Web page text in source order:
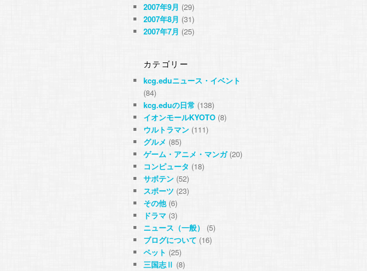
2007年9月 (29)
2007年8月 (31)
2007年7月 (25)
カテゴリー
kcg.eduニュース・イベント
(84)
kcg.eduの日常 (138)
イオンモールKYOTO (8)
ウルトラマン (111)
グルメ (85)
ゲーム・アニメ・マンガ(20)
コンピュータ (18)
サボテン (52)
スポーツ (23)
その他(6)
ドラマ (3)
ニュース（一般）
(5)
ブログについて (16)
ペット (25)
三国志Ⅱ (8)